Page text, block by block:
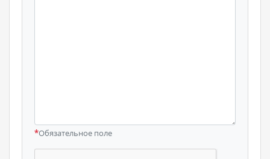
*Обязательное поле